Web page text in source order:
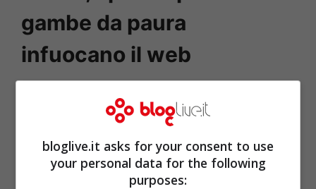
gambe da paura
infuocano il web
bloglive.it asks for your consent to use
your personal data for the following
purposes: